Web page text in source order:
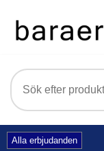
Alla erbjudanden